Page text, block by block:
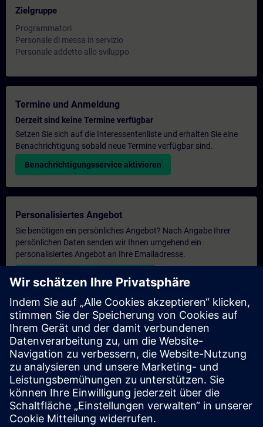
Zielgruppe
Programmatori
Personale di messa in servizio
Personale addetto allo sviluppo
Termine und Anmeldung
Derzeit sind keine Termine verfügbar
Setzen Sie sich auf die Interessentenliste und erhalten Sie eine
Benachrichtigung sobald neue Termine verfügbar sind.
Benachrichtigungsservice aktivieren
Personalisiertes Angebot
Sie benötigen ein persönliches Angebot? Nach Angabe Ihrer
persönlichen Daten senden wir Ihnen umgehend ein
personalisiertes Angebot an Ihre Emailadresse.
Persönliches Angebot zusenden
Anfrage Exklusivtraining
Haben Sie Bedarf an einem höheren Schulungsangebot und
brauchen ein exklusives Training – entweder vor Ort bei Ihnen,
virtuell oder in einem SITRAIN Trainingscenter? Nachdem Sie
uns Ihre persönlichen Daten und Ihren Trainingsbedarf
übermittelt haben, bekommen Sie von uns ein Angebot für eine
exklusive Schulung.
Exklusives Angebot anfragen